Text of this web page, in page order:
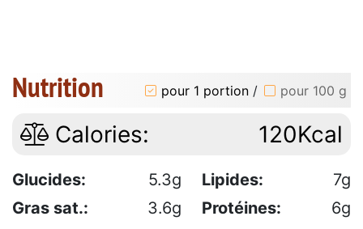
Nutrition pour 1 portion / pour 100 g
Calories: 120Kcal
Glucides: 5.3g Lipides:
7g
Gras sat.:
3.6g Protéines:
6g